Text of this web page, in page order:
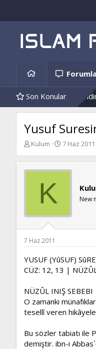
Son Konular
Örnekleri Kendini Islah
Yusuf
K
b
a
a
a
n
Kulum
B
l
ç
h
i
7 Haz 2011
K New
7 Haz 2011
YUSUF (YûSUF)
CÜZ: 12, 13 |
NÜZÛL INIŞ SEBEBI
O zamanki
tesellî veren
Bu sözler tabiatı ile
demiştir. ibn-i